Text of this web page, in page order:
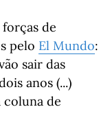
de
pelo El Mundo:
sair das
anos (...)
coluna de